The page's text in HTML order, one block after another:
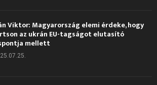
Viktor: Magyarország elemi érdeke, hogy
az ukrán EU-tagságot elutasító
mellett